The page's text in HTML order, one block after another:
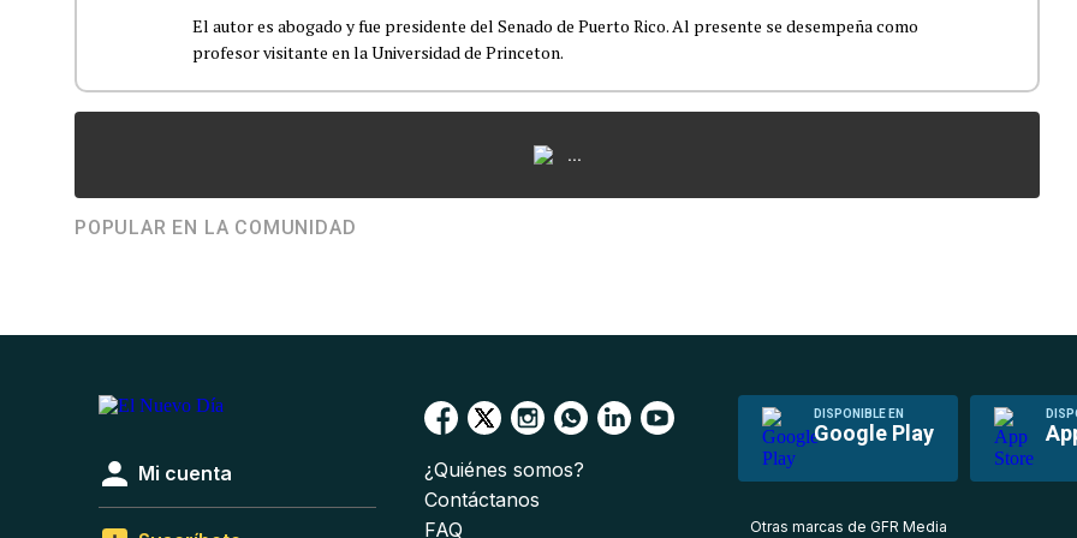
El autor es abogado y fue presidente del Senado de Puerto Rico. Al presente se desempeña como
profesor visitante en la Universidad de Princeton.
...
POPULAR EN LA COMUNIDAD
DISPONIBLE EN
Google Play
Mi cuenta
¿Quiénes somos?
Contáctanos
FAQ
Otras marcas de GFR Media